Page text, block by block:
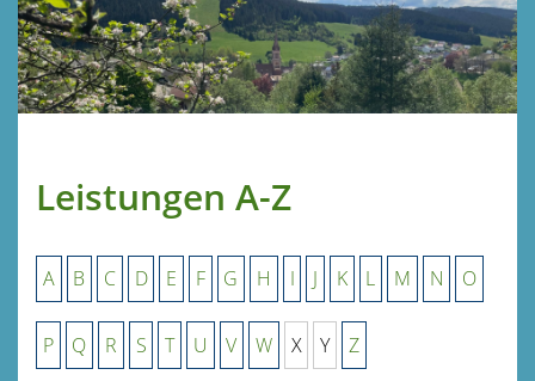
Leistungen A-Z
A B C D E F G H I J K L M N O
P Q R S T U V W X Y Z